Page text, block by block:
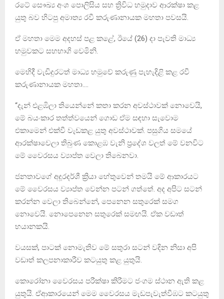
රටේ සෞඛ්‍ය අංශ පොලිසිය සහ ත්‍රිවිධ හමුදාව ආරක්ෂා කළ
යුතු බව හිටපු අමාත්‍ය රවී කරුණානායක මහතා පවසයි.
ඒ මහතා මෙම අදහස් පළ කළේ, ඊයේ (26) දා පැවති මාධ්‍ය
හමුවකට සහභාගි වෙමිනි.
මෙහිදී වැඩිදුරටත් මාධ්‍ය හමුවේ කරුණු පැහැදිළි කළ රවී
කරුණානායක මහතා….
“දැන් එළඹිලා තියෙන්නේ කතා කරන අවස්ථාවක් නොවෙයි,
මේ බයංකාර තත්ත්වයෙන් ගොඩ ඒම සඳහා සැවොම
එකාමෙන් එක්වී වැඩකළ යුතු අවස්ථාවක්. පසුගිය සමයේ
ආරක්ෂාවෙලා තිබුණ කොළඹ වැනි ප්‍රදේශ වලත් මේ වනවිට
මේ වෛරසය ව්‍යාප්ත වෙලා තිබෙනවා.
ජනතාවගේ අදූරදර්ශී ක්‍රියා හේතුවෙන් තමයි මේ ආකාරයට
මේ වෛරසය ව්‍යාප්ත වෙන්න පටන් ගත්තේ. අද අපිට සටන්
කරන්න වෙලා තිබෙන්නේ, පෙනෙන සතුරෙක් සමග
නොවෙයි. නොපෙනෙන සතුරෙක් සමඟයි. ඒක වඩාත්
භයානකයි.
වයසක්, පාටක් නොමැතිව මේ සතුරා සටන් වදින නිසා අපි
වඩාත් කලපනාකාරීව කටයුතු කළ යුතුයි.
කොරෝනා වෛරසය පරීක්ෂා කිරීමට ජංගම ස්ථාන ඇති කළ
යුතුයි. ඒආකාරයෙන් මෙම වෛරසය මැඩපැවැත්වීඹට කටයුතු